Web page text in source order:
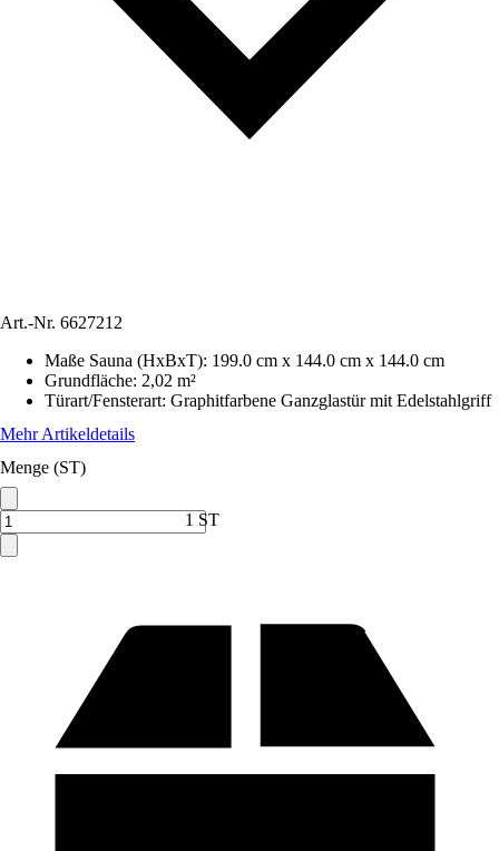
Art.-Nr. 6627212
Maße Sauna (HxBxT): 199.0 cm x 144.0 cm x 144.0 cm
Grundfläche: 2,02 m²
Türart/Fensterart: Graphitfarbene Ganzglastür mit Edelstahlgriff
Mehr Artikeldetails
Menge (ST)
1 ST